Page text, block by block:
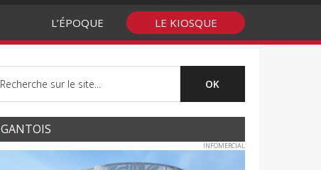
L’ÉPOQUE LE KIOSQUE
GANTOIS
INFOMERCIAL